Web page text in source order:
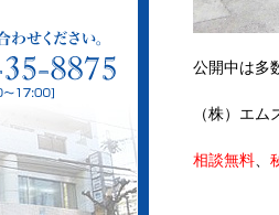
公開中は多
（株）エ
相談無料、